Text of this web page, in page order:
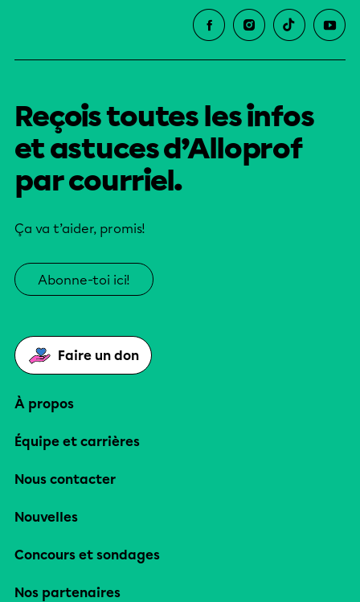
Reçois toutes les infos
et astuces d’Alloprof
par courriel.
Ça va t’aider, promis!
Abonne-toi ici!
Faire un don
À propos
Équipe et carrières
Nous contacter
Nouvelles
Concours et sondages
Nos partenaires